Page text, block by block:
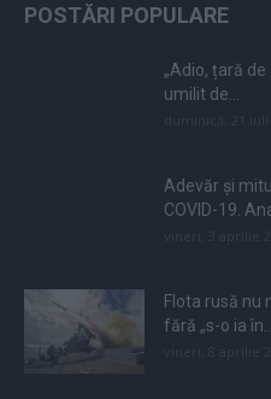
POSTĂRI POPULARE
„Adio, țară
umilit de...
Adevăr și
COVID-19.
Flota rusă nu
fără „s-o ia în...